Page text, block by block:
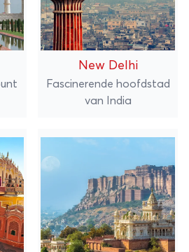
New Delhi
Fascinerende hoofdstad
van India